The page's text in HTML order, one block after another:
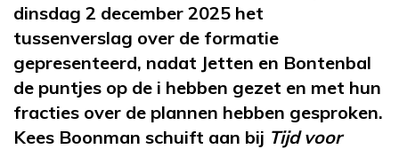
dinsdag 2 december 2025 het
tussenverslag over de formatie
gepresenteerd, nadat Jetten en Bontenbal
de puntjes op de i hebben gezet en met hun
fracties over de plannen hebben gesproken.
Kees Boonman schuift aan bij Tijd voor